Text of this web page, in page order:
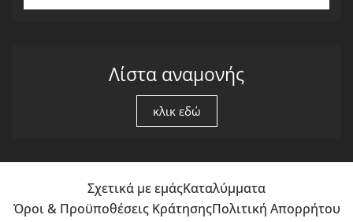
Λίστα αναμονής
κλικ εδώ
Σχετικά με εμάςΚαταλύμματα
Όροι & Προϋποθέσεις ΚράτησηςΠολιτική Απορρήτου